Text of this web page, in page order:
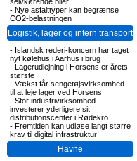
- Nye asfalttyper kan begrænse
CO2-belastningen
Logistik, lager og intern transport
- Islandsk rederi-koncern har taget
nyt kølehus i Aarhus i brug
- Lagerudlejning i Horsens er årets
største
- Vækst får sengetøjsvirksomhed
til at leje lager ved Horsens
- Stor industrivirksomhed
investerer yderligere sit
distributionscenter i Rødekro
- Fremtiden kan udløse langt større
krav til digital infrastruktur
Havne